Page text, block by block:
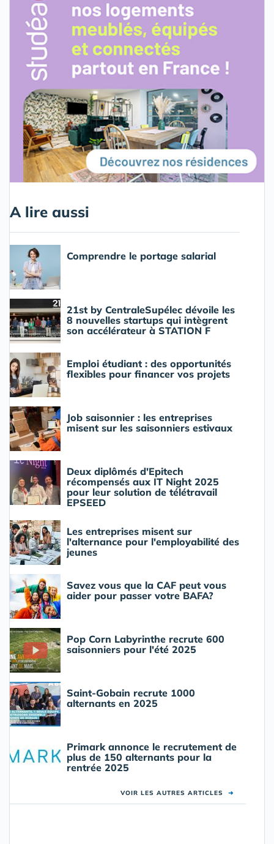
A lire aussi
Comprendre le portage salarial
21st by CentraleSupélec dévoile les
8 nouvelles startups qui intègrent
son accélérateur à STATION F
Emploi étudiant : des opportunités
flexibles pour financer vos projets
Job saisonnier : les entreprises
misent sur les saisonniers estivaux
Deux diplômés d'Epitech
récompensés aux IT Night 2025
pour leur solution de télétravail
EPSEED
Les entreprises misent sur
l'alternance pour l'employabilité des
jeunes
Savez vous que la CAF peut vous
aider pour passer votre BAFA?
Pop Corn Labyrinthe recrute 600
saisonniers pour l'été 2025
Saint-Gobain recrute 1000
alternants en 2025
Primark annonce le recrutement de
plus de 150 alternants pour la
rentrée 2025
VOIR LES AUTRES ARTICLES ➜